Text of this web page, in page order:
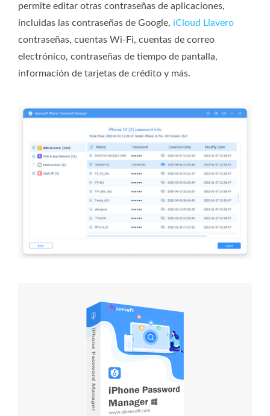
permite editar otras contraseñas de aplicaciones,
incluidas las contraseñas de Google, iCloud Llavero
contraseñas, cuentas Wi-Fi, cuentas de correo
electrónico, contraseñas de tiempo de pantalla,
información de tarjetas de crédito y más.